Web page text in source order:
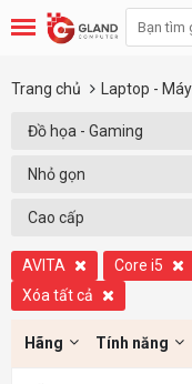
Trang chủ Laptop -
Đồ họa - Gaming
Nhỏ gọn
Cao cấp
AVITA Core i5
Xóa tất cả
Hãng Tính năng